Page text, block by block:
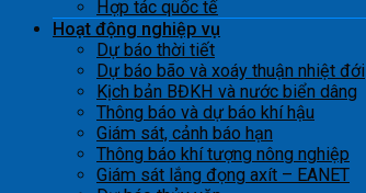
Hợp tác quốc tế
Hoạt động nghiệp vụ
Dự báo thời tiết
Dự báo bão và xoáy thuận nhiệt đới
Kịch bản BĐKH và nước biển dâng
Thông báo và dự báo khí hậu
Giám sát, cảnh báo hạn
Thông báo khí tượng nông nghiệp
Giám sát lắng đọng axít – EANET